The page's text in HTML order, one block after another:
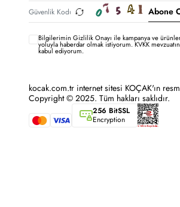
Abone
Bilgilerimin Gizlilik Onayı ile kampanya ve
yoluyla haberdar olmak istiyorum.KVKK
kabul ediyorum.
kocak.com.tr internet sitesi KOÇAK'ın
Copyright © 2025. Tüm hakları saklıdır.
256 BitSSL
Encryption